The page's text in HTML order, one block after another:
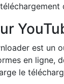
est un
en ligne,
le